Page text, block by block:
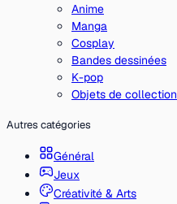
Anime
Manga
Cosplay
Bandes dessinées
K-pop
Objets de collection
Autres catégories
Général
Jeux
Créativité & Arts